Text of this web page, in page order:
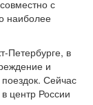
с
наиболее
Петербурге, в
и
Сейчас
центр России